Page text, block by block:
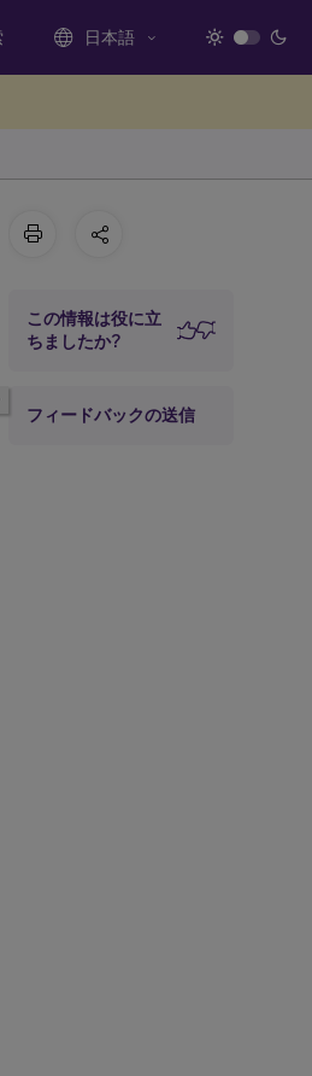
日本語
この情報は役に立
ちましたか?
フィードバックの送信